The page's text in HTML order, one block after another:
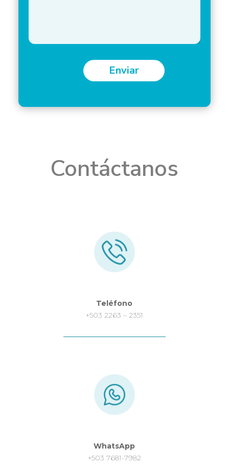
Enviar
Contáctanos
Teléfono
+503 2263 – 2351
WhatsApp
+503 7681-7982